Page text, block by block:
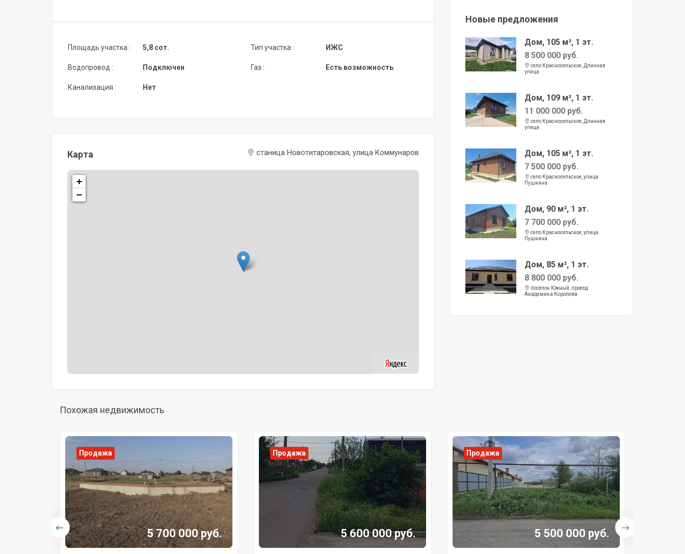
Площадь участка :
Водопровод :
Канализация :
5,8 сот.
Подключен
Нет
Тип участка :
Газ :
ИЖС
Есть возможность
Карта станица Новотитаровская, улица Коммунаров
+
−
Новые предложения
Дом, 105 м², 1 эт.
8 500 000 руб.
село Красносельское, Длинная
улица
Дом, 109 м², 1 эт.
11 000 000 руб.
село Красносельское, Длинная
улица
Дом, 105 м², 1 эт.
7 500 000 руб.
село Красносельское, улица
Пушкина
Дом, 90 м², 1 эт.
7 700 000 руб.
село Красносельское, улица
Пушкина
Дом, 85 м², 1 эт.
8 800 000 руб.
посёлок Южный, проезд
Академика Королева
Похожая недвижимость
Продажа
5 700 000 руб.
Продажа
5 600 000 руб.
Продажа
5 500 000 руб.